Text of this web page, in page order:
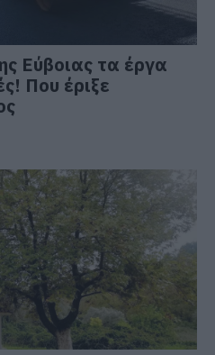
Εύβοιας τα έργα
Που έριξε